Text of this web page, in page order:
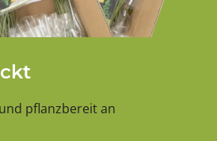
pflanzbereit an